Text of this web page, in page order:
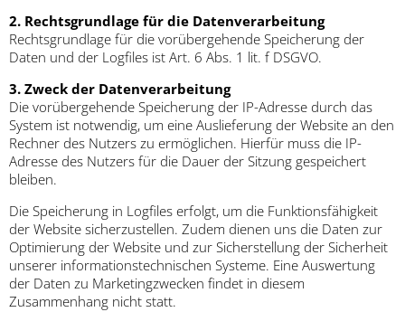
2. Rechtsgrundlage für die Datenverarbeitung
Rechtsgrundlage für die vorübergehende Speicherung der
Daten und der Logfiles ist Art. 6 Abs. 1 lit. f DSGVO.
3. Zweck der Datenverarbeitung
Die vorübergehende Speicherung der IP-Adresse durch das
System ist notwendig, um eine Auslieferung der Website an den
Rechner des Nutzers zu ermöglichen. Hierfür muss die IP-
Adresse des Nutzers für die Dauer der Sitzung gespeichert
bleiben.
Die Speicherung in Logfiles erfolgt, um die Funktionsfähigkeit
der Website sicherzustellen. Zudem dienen uns die Daten zur
Optimierung der Website und zur Sicherstellung der Sicherheit
unserer informationstechnischen Systeme. Eine Auswertung
der Daten zu Marketingzwecken findet in diesem
Zusammenhang nicht statt.